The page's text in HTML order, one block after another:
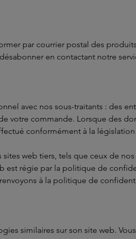
par courrier postal des
en contactant notre
avec nos sous-traitants : des
votre commande. Lorsque des
conformément à la
web tiers, tels que ceux de
est régie par la politique de
à la politique de
similaires sur son site web.